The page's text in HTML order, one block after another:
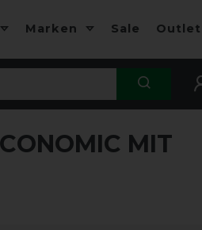
Marken Sale Outlet
MIT